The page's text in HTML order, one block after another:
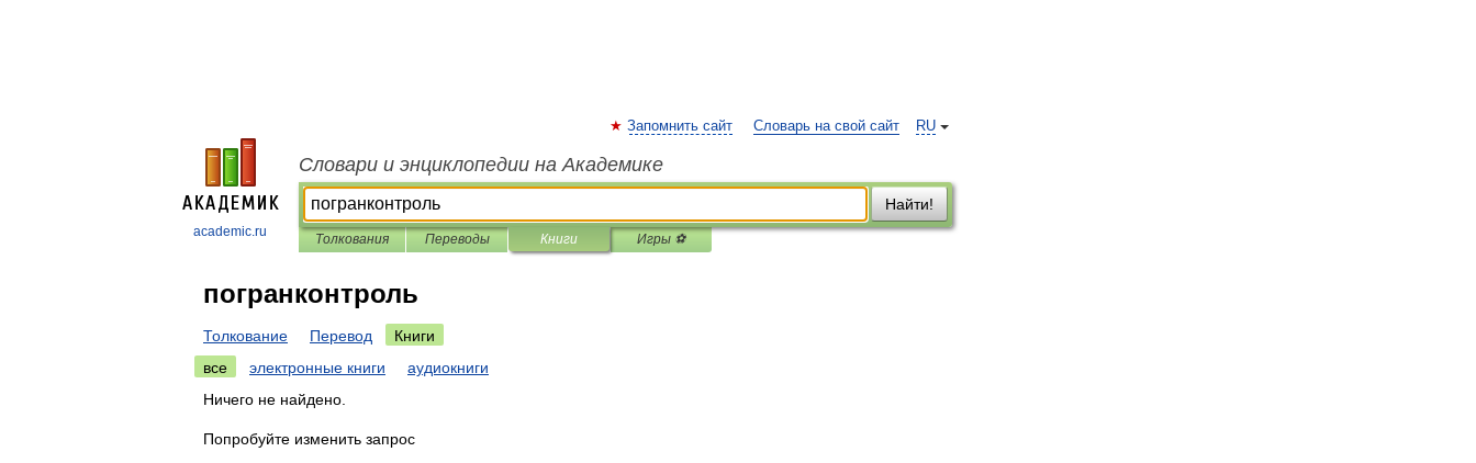
academic.ru
RU
Запомнить сайт Словарь на свой сайт
Словари и энциклопедии на Академике
Найти!
Толкования Переводы Книги Игры ⚽
погранконтроль
Толкование Перевод
Книги
все
электронные книги
аудиокниги
Ничего не найдено.
Попробуйте изменить запрос